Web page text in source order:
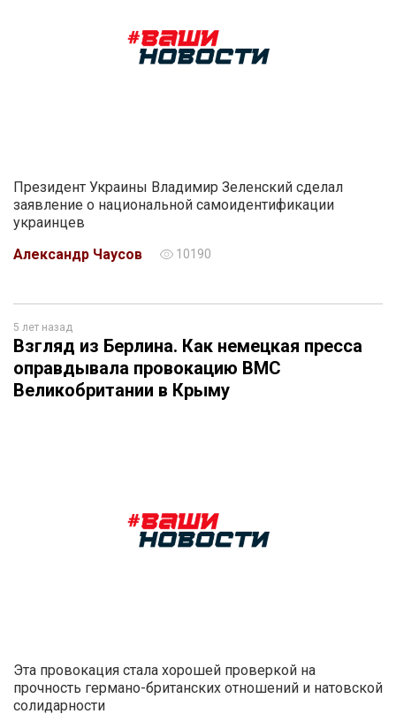
Президент Украины Владимир Зеленский сделал
заявление о национальной самоидентификации
украинцев
Александр Чаусов
10190
5 лет назад
Взгляд из Берлина. Как немецкая пресса
оправдывала провокацию ВМС
Великобритании в Крыму
Эта провокация стала хорошей проверкой на
прочность германо-британских отношений и натовской
солидарности